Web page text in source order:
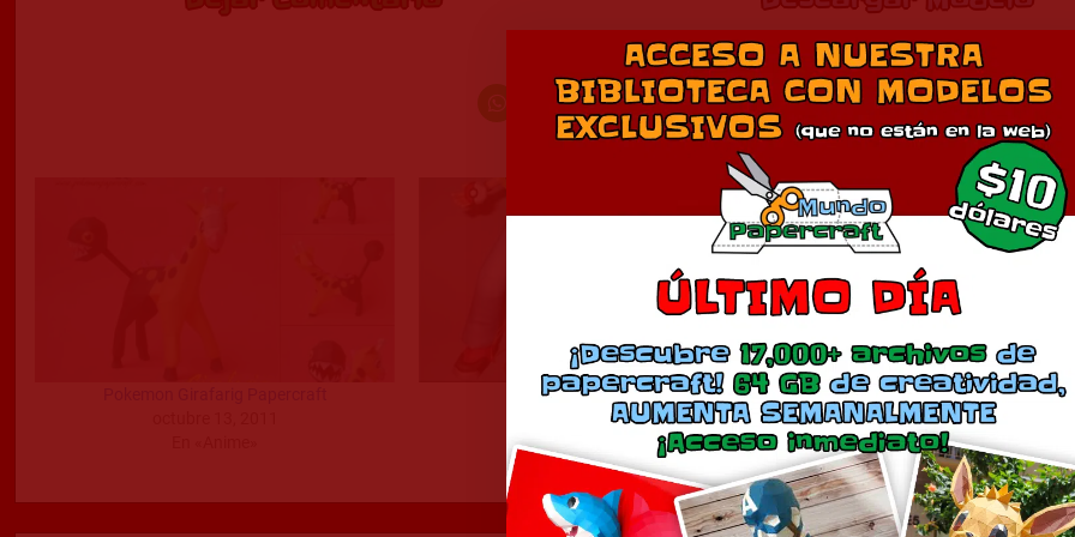
Comparte esto:
Más
Entrenador Pokémon
diciembre 14, 2011
En «Anime»
Lotad pokemón
septiembre 3, 2016
En «Anime»